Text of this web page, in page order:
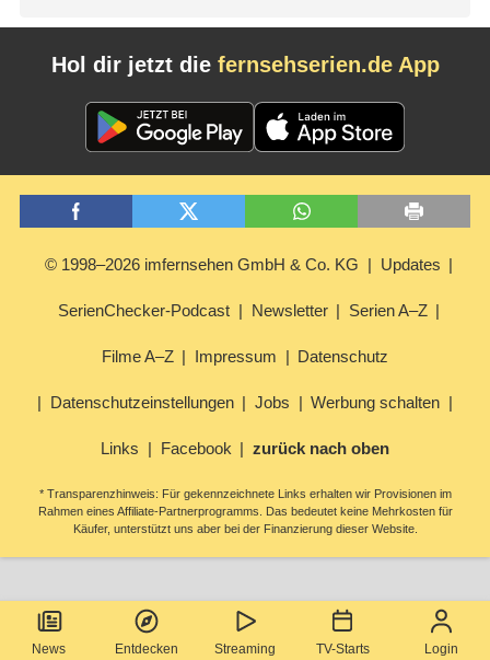
News Entdecken Streaming TV-Starts Login
Hol dir jetzt die fernsehserien.de App
© 1998–2026 imfernsehen GmbH & Co. KG Updates
SerienChecker-Podcast Newsletter Serien A–Z
Filme A–Z Impressum Datenschutz
Datenschutzeinstellungen Jobs Werbung schalten
Links Facebook zurück nach oben
* Transparenzhinweis: Für gekennzeichnete Links erhalten wir Provisionen im
Rahmen eines Affiliate-Partnerprogramms. Das bedeutet keine Mehrkosten für
Käufer, unterstützt uns aber bei der Finanzierung dieser Website.